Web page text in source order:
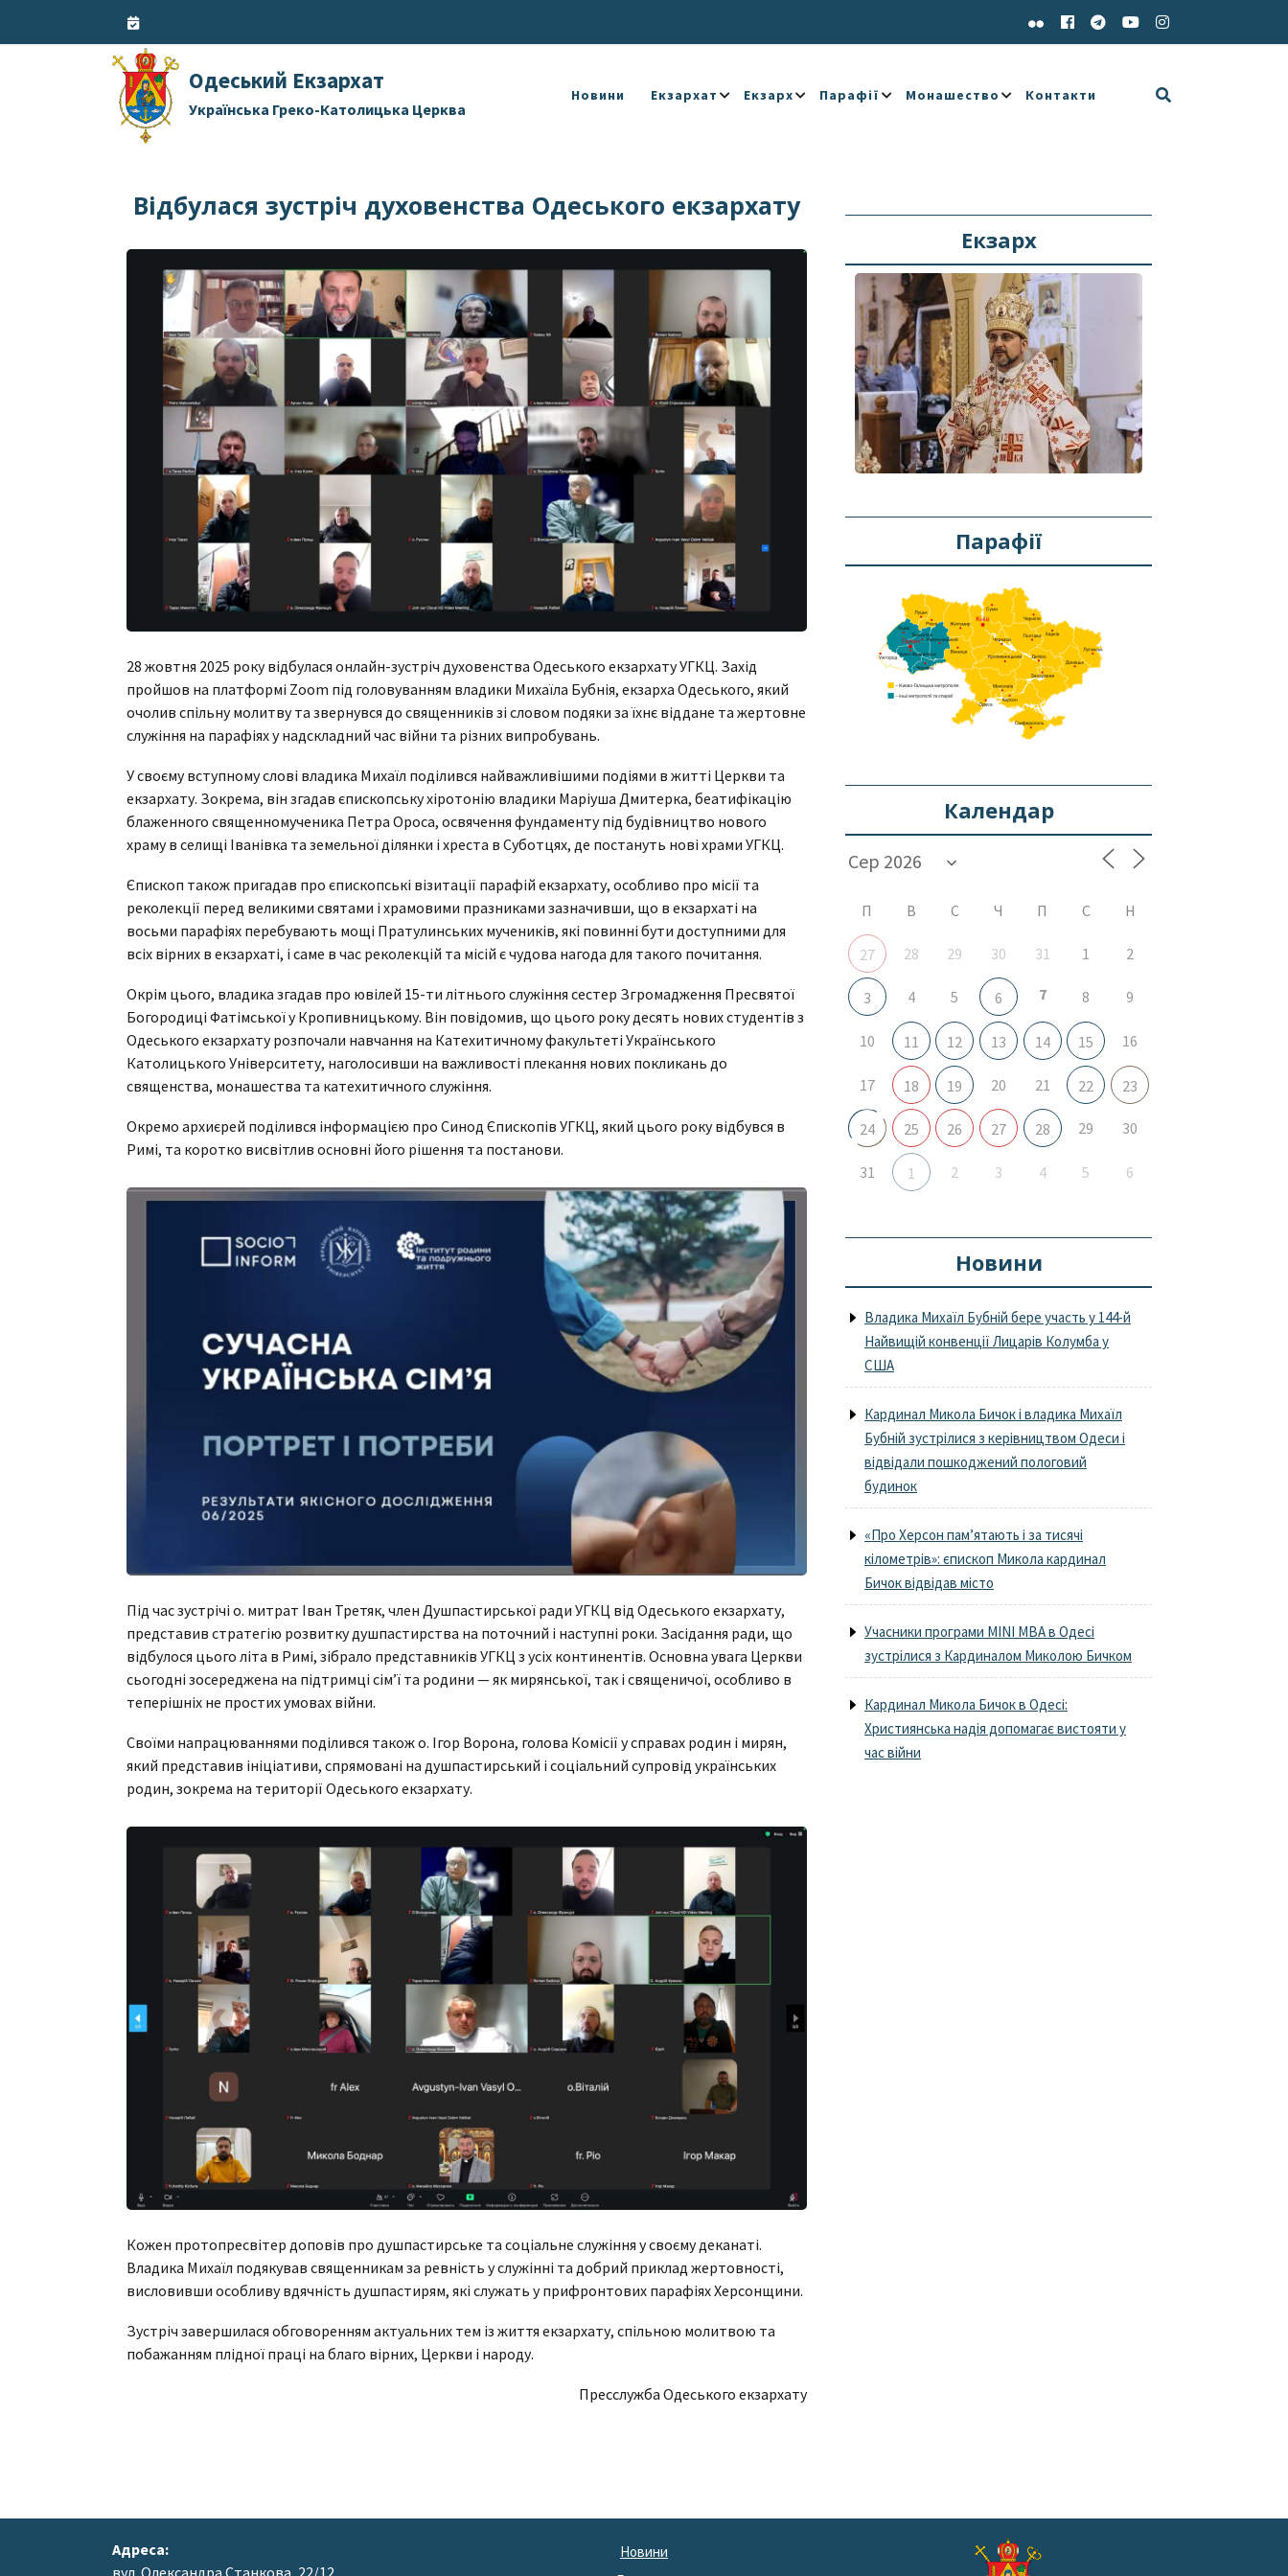
Одеський Екзархат
Українська Греко-Католицька Церква
Новини Екзархат Екзарх Парафії Монашество Контакти
Відбулася зустріч духовенства Одеського екзархату
28 жовтня 2025 року відбулася онлайн-зустріч духовенства Одеського екзархату УГКЦ. Захід
пройшов на платформі Zoom під головуванням владики Михаїла Бубнія, екзарха Одеського, який
очолив спільну молитву та звернувся до священників зі словом подяки за їхнє віддане та жертовне
служіння на парафіях у надскладний час війни та різних випробувань.
У своєму вступному слові владика Михаїл поділився найважливішими подіями в житті Церкви та
екзархату. Зокрема, він згадав єпископську хіротонію владики Маріуша Дмитерка, беатифікацію
блаженного священномученика Петра Ороса, освячення фундаменту під будівництво нового
храму в селищі Іванівка та земельної ділянки і хреста в Суботцях, де постануть нові храми УГКЦ.
Єпископ також пригадав про єпископські візитації парафій екзархату, особливо про місії та
реколекції перед великими святами і храмовими празниками зазначивши, що в екзархаті на
восьми парафіях перебувають мощі Пратулинських мучеників, які повинні бути доступними для
всіх вірних в екзархаті, і саме в час реколекцій та місій є чудова нагода для такого почитання.
Окрім цього, владика згадав про ювілей 15-ти літнього служіння сестер Згромадження Пресвятої
Богородиці Фатімської у Кропивницькому. Він повідомив, що цього року десять нових студентів з
Одеського екзархату розпочали навчання на Катехитичному факультеті Українського
Католицького Університету, наголосивши на важливості плекання нових покликань до
священства, монашества та катехитичного служіння.
Окремо архиєрей поділився інформацією про Синод Єпископів УГКЦ, який цього року відбувся в
Римі, та коротко висвітлив основні його рішення та постанови.
Під час зустрічі о. митрат Іван Третяк, член Душпастирської ради УГКЦ від Одеського екзархату,
представив стратегію розвитку душпастирства на поточний і наступні роки. Засідання ради, що
відбулося цього літа в Римі, зібрало представників УГКЦ з усіх континентів. Основна увага Церкви
сьогодні зосереджена на підтримці сім’ї та родини — як мирянської, так і священичої, особливо в
теперішніх не простих умовах війни.
Своїми напрацюваннями поділився також о. Ігор Ворона, голова Комісії у справах родин і мирян,
який представив ініціативи, спрямовані на душпастирський і соціальний супровід українських
родин, зокрема на території Одеського екзархату.
Кожен протопресвітер доповів про душпастирське та соціальне служіння у своєму деканаті.
Владика Михаїл подякував священникам за ревність у служінні та добрий приклад жертовності,
висловивши особливу вдячність душпастирям, які служать у прифронтових парафіях Херсонщини.
Зустріч завершилася обговоренням актуальних тем із життя екзархату, спільною молитвою та
побажанням плідної праці на благо вірних, Церкви і народу.
Пресслужба Одеського екзархату
Екзарх
Парафії
Календар
П В С Ч П С Н
27 28 29 30 31 1 2
3 4 5 6 7 8 9
10 11 12 13 14 15 16
17 18 19 20 21 22 23
24 25 26 27 28 29 30
31 1 2 3 4 5 6
Новини
Владика Михаїл Бубній бере участь у 144-й
Найвищій конвенції Лицарів Колумба у
США
Кардинал Микола Бичок і владика Михаїл
Бубній зустрілися з керівництвом Одеси і
відвідали пошкоджений пологовий
будинок
«Про Херсон пам’ятають і за тисячі
кілометрів»: єпископ Микола кардинал
Бичок відвідав місто
Учасники програми MINI MBA в Одесі
зустрілися з Кардиналом Миколою Бичком
Кардинал Микола Бичок в Одесі:
Християнська надія допомагає вистояти у
час війни
Адреса:
вул. Олександра Станкова, 22/12,
Новини